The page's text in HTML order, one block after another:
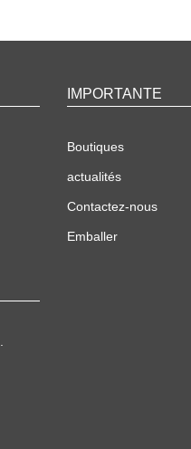
IMPORTANTE
Boutiques
actualités
Contactez-nous
Emballer